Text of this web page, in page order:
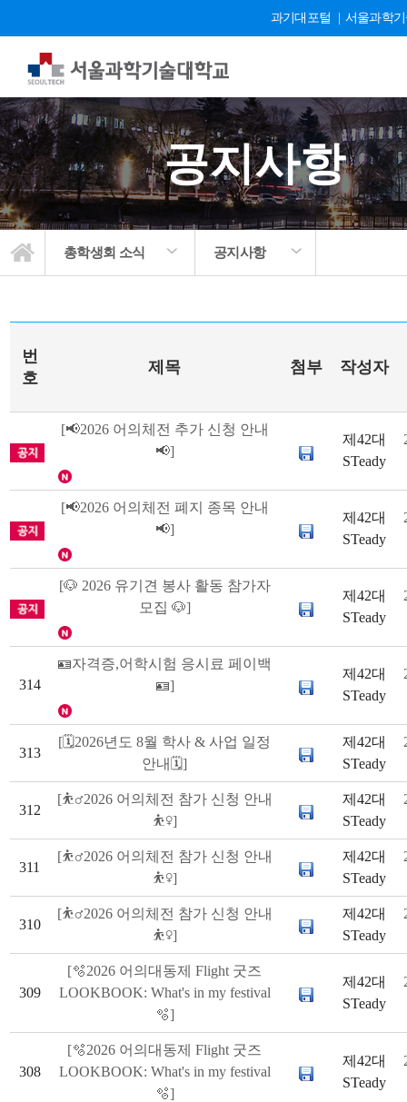
과기대포털 서울과학
공지사항
총학생회 소식 공지사항
번
호
제목 첨부 작성자
[📢2026 어의체전 추가 신청 안내
📢]
제42대
STeady
[📢2026 어의체전 폐지 종목 안내
📢]
제42대
STeady
[🐶 2026 유기견 봉사 활동 참가자
모집 🐶]
제42대
STeady
314
🪪자격증,어학시험 응시료 페이백
🪪]
제42대
STeady
313
[🗓️2026년도 8월 학사 & 사업 일정
안내🗓️]
제42대
STeady
312
[⛹️‍♂️2026 어의체전 참가 신청 안내
⛹️‍♀️]
제42대
STeady
311
[⛹️‍♂️2026 어의체전 참가 신청 안내
⛹️‍♀️]
제42대
STeady
310
[⛹️‍♂️2026 어의체전 참가 신청 안내
⛹️‍♀️]
제42대
STeady
309
[🫧2026 어의대동제 Flight 굿즈
LOOKBOOK: What's in my festival
🫧]
제42대
STeady
308
[🫧2026 어의대동제 Flight 굿즈
LOOKBOOK: What's in my festival
🫧]
제42대
STeady